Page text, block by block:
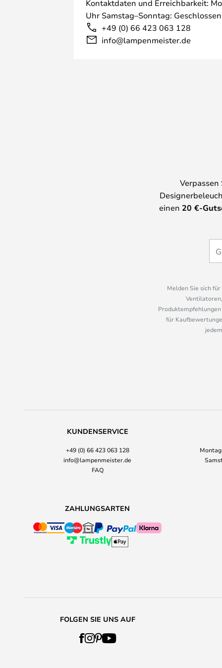
Kontaktdaten und Erreichbarkeit:
Uhr Samstag–Sonntag: Geschlossen
+49 (0) 66 423 063 128
info@lampenmeister.de
Verpassen
einen 20 €-
Melden Sie sich
für
KUNDENSERVICE
+49 (0) 66 423 063 128
info@lampenmeister.de
FAQ
ZAHLUNGSARTEN
FOLGEN SIE UNS AUF